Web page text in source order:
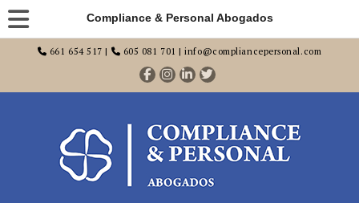
Compliance & Personal Abogados
661 654 517 | 605 081 701 | info@compliancepersonal.com